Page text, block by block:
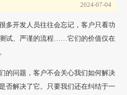
2024-07-04
多开发人员往往会忘记，客户只看功
试、严谨的流程……它们的价值仅在
的问题，客户不会关心我们如何解决
否解决了它。只要我们还在纠结于一